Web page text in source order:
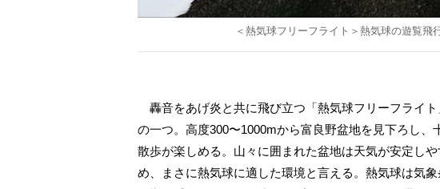
＜熱気球フリーフライト＞熱気球の遊覧飛
轟音をあげ炎と共に飛び立つ「熱気球フリーフライ
の一つ。高度300〜1000mから富良野盆地を見下ろし
散歩が楽しめる。山々に囲まれた盆地は天気が安定し
め、まさに熱気球に適した環境と言える。熱気球は気
移住見聞録「Like a
Rolling Stone」